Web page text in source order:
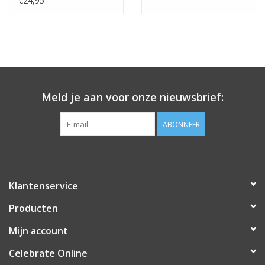
Meld je aan voor onze nieuwsbrief:
ABONNEER
Klantenservice
Producten
Mijn account
Celebrate Online